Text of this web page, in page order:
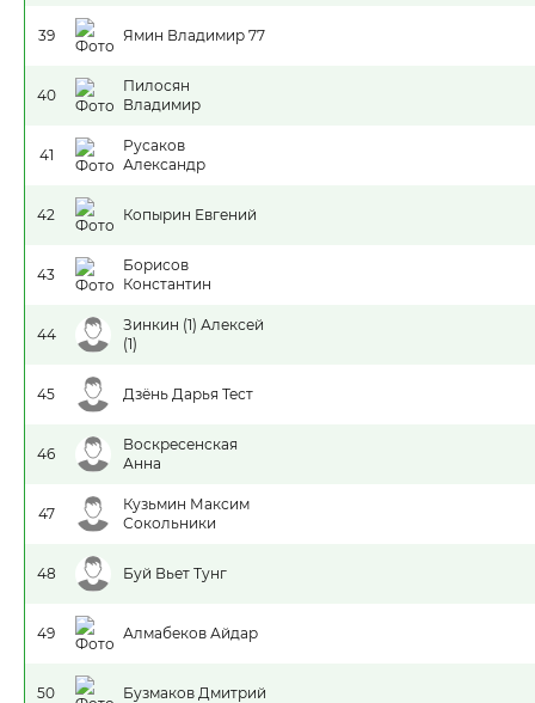
39 Ямин Владимир 77
40
Пилосян
Владимир
41
Русаков
Александр
42 Копырин Евгений
43
Борисов
Константин
44
Зинкин (1) Алексей
(1)
45 Дзёнь Дарья Тест
46
Воскресенская
Анна
47
Кузьмин Максим
Сокольники
48 Буй Вьет Тунг
49 Алмабеков Айдар
50 Бузмаков Дмитрий